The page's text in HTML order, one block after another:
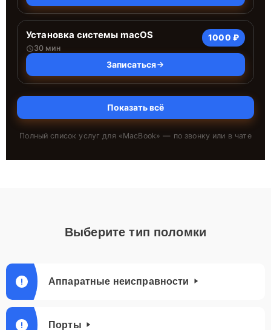
Установка системы macOS
30 мин
1000 ₽
Записаться
Показать всё
Полный список услуг для «MacBook» — по звонку или в чате
Выберите тип поломки
Аппаратные неисправности
Порты